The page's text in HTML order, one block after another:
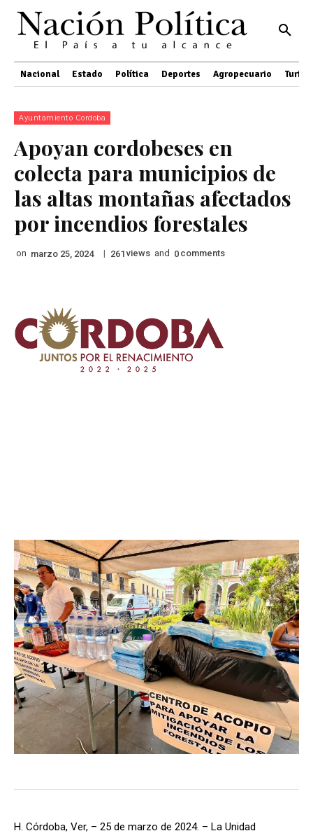
Nacional Estado Política Deportes Agropecuario
Ayuntamiento Cordoba
Apoyan cordobeses en
colecta para municipios de
las altas montañas afectados
por incendios forestales
on marzo 25, 2024 | 261 views and 0 comments
H. Córdoba, Ver, – 25 de marzo de 2024. – La Unidad